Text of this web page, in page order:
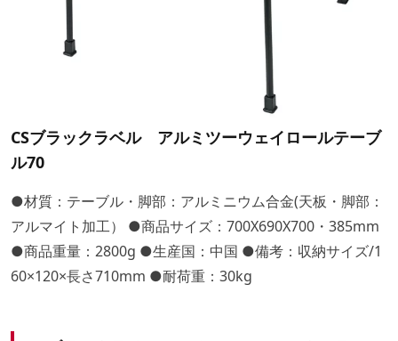
CSブラックラベル アルミツーウェイロールテーブ
ル70
●材質：テーブル・脚部：アルミニウム合金(天板・脚部：
アルマイト加工） ●商品サイズ：700X690X700・385mm
●商品重量：2800g ●生産国：中国 ●備考：収納サイズ/1
60×120×長さ710mm ●耐荷重：30kg